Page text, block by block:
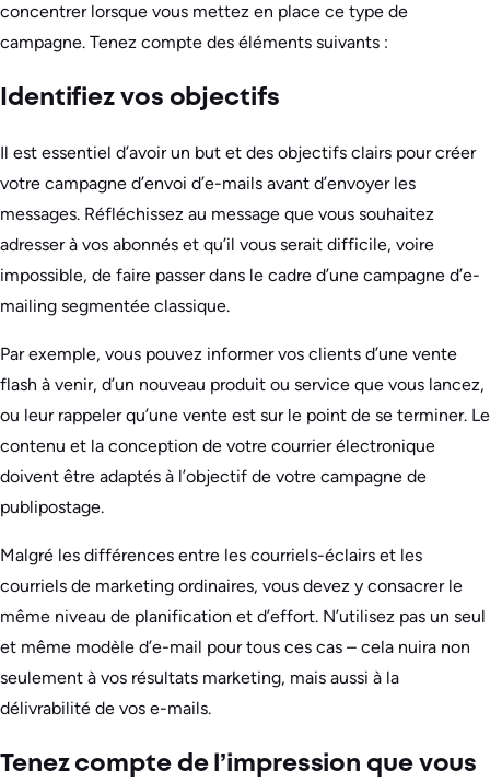
concentrer lorsque vous mettez en place ce type de
campagne. Tenez compte des éléments suivants :
Identifiez vos objectifs
Il est essentiel d’avoir un but et des objectifs clairs pour créer
votre campagne d’envoi d’e-mails avant d’envoyer les
messages. Réfléchissez au message que vous souhaitez
adresser à vos abonnés et qu’il vous serait difficile, voire
impossible, de faire passer dans le cadre d’une campagne d’e-
mailing segmentée classique.
Par exemple, vous pouvez informer vos clients d’une vente
flash à venir, d’un nouveau produit ou service que vous lancez,
ou leur rappeler qu’une vente est sur le point de se terminer. Le
contenu et la conception de votre courrier électronique
doivent être adaptés à l’objectif de votre campagne de
publipostage.
Malgré les différences entre les courriels-éclairs et les
courriels de marketing ordinaires, vous devez y consacrer le
même niveau de planification et d’effort. N’utilisez pas un seul
et même modèle d’e-mail pour tous ces cas – cela nuira non
seulement à vos résultats marketing, mais aussi à la
délivrabilité de vos e-mails.
Tenez compte de l’impression que vous